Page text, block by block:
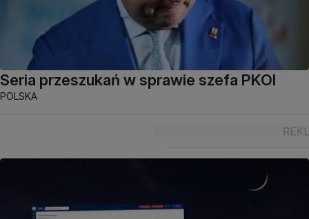
Seria przeszukań w sprawie szefa PKOl
POLSKA